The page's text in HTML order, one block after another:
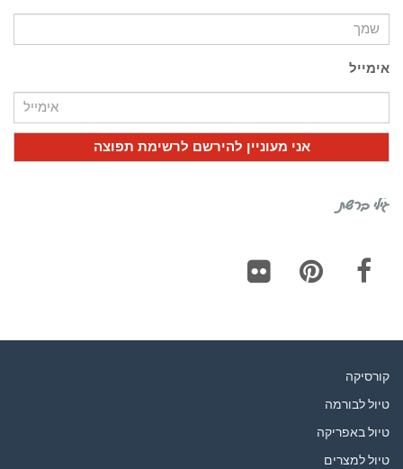
אימייל
גילי ברשת
קורסיקה
טיול לבורמה
טיול באפריקה
טיול למצרים